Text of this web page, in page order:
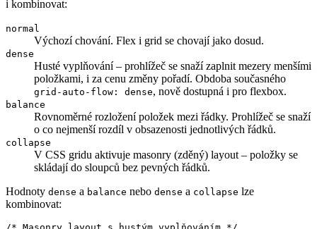
i kombinovat:
normal
Výchozí chování. Flex i grid se chovají jako dosud.
dense
Husté vyplňování – prohlížeč se snaží zaplnit mezery menšími
položkami, i za cenu změny pořadí. Obdoba současného
grid-auto-flow: dense, nově dostupná i pro flexbox.
balance
Rovnoměrné rozložení položek mezi řádky. Prohlížeč se snaží
o co nejmenší rozdíl v obsazenosti jednotlivých řádků.
collapse
V CSS gridu aktivuje masonry (zděný) layout – položky se
skládají do sloupců bez pevných řádků.
Hodnoty dense a balance nebo dense a collapse lze
kombinovat: